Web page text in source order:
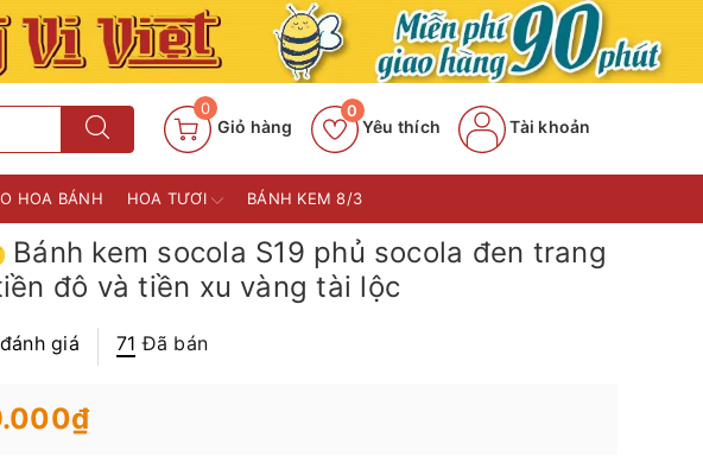
0
Giỏ hàng Yêu thích
0
Tài khoản
HOA BÁNH HOA TƯƠI BÁNH KEM 8/3
Bánh kem socola S19 phủ socola đen trang
đô và tiền xu vàng tài lộc
đánh giá 71 Đã bán